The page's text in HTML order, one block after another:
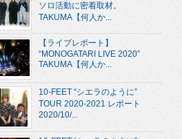
ソロ活動に密着取材。
TAKUMA【何人か...
【ライブレポート】
“MONOGATARI LIVE 2020”
TAKUMA【何人か...
10-FEET “シエラのように”
TOUR 2020-2021 レポート
2020/10/...